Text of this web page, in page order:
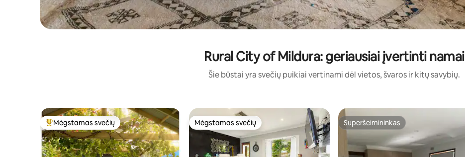
Rural City of Mildura: geriausiai įvertinti namai
Šie būstai yra svečių puikiai vertinami dėl vietos, švaros ir kitų savybių.
Svečių mėgstamiausias
Mėgstamas svečių Mėgstamas svečių
Mėgstamas svečių Superšeimininkas
Superšeimininkas